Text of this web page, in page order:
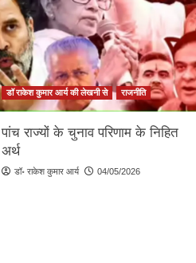
डॉ राकेश कुमार आर्य की लेखनी से राजनीति
पांच राज्यों के चुनाव परिणाम के निहित
अर्थ
डॉ॰ राकेश कुमार आर्य 04/05/2026